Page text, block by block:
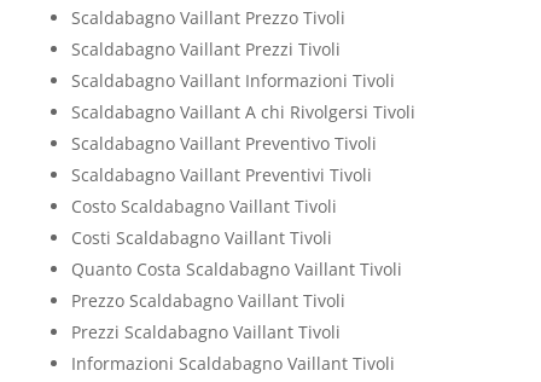
Scaldabagno Vaillant Prezzo Tivoli
Scaldabagno Vaillant Prezzi Tivoli
Scaldabagno Vaillant Informazioni Tivoli
Scaldabagno Vaillant A chi Rivolgersi Tivoli
Scaldabagno Vaillant Preventivo Tivoli
Scaldabagno Vaillant Preventivi Tivoli
Costo Scaldabagno Vaillant Tivoli
Costi Scaldabagno Vaillant Tivoli
Quanto Costa Scaldabagno Vaillant Tivoli
Prezzo Scaldabagno Vaillant Tivoli
Prezzi Scaldabagno Vaillant Tivoli
Informazioni Scaldabagno Vaillant Tivoli